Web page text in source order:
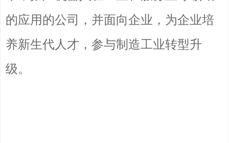
的应用的公司，并面向企业，为企业培
养新生代人才，参与制造工业转型升
级。